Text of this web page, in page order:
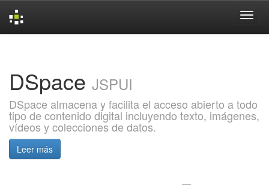
DSpace JSPUI
DSpace almacena y facilita el acceso abierto a todo
tipo de contenido digital incluyendo texto, imágenes,
vídeos y colecciones de datos.
Leer más